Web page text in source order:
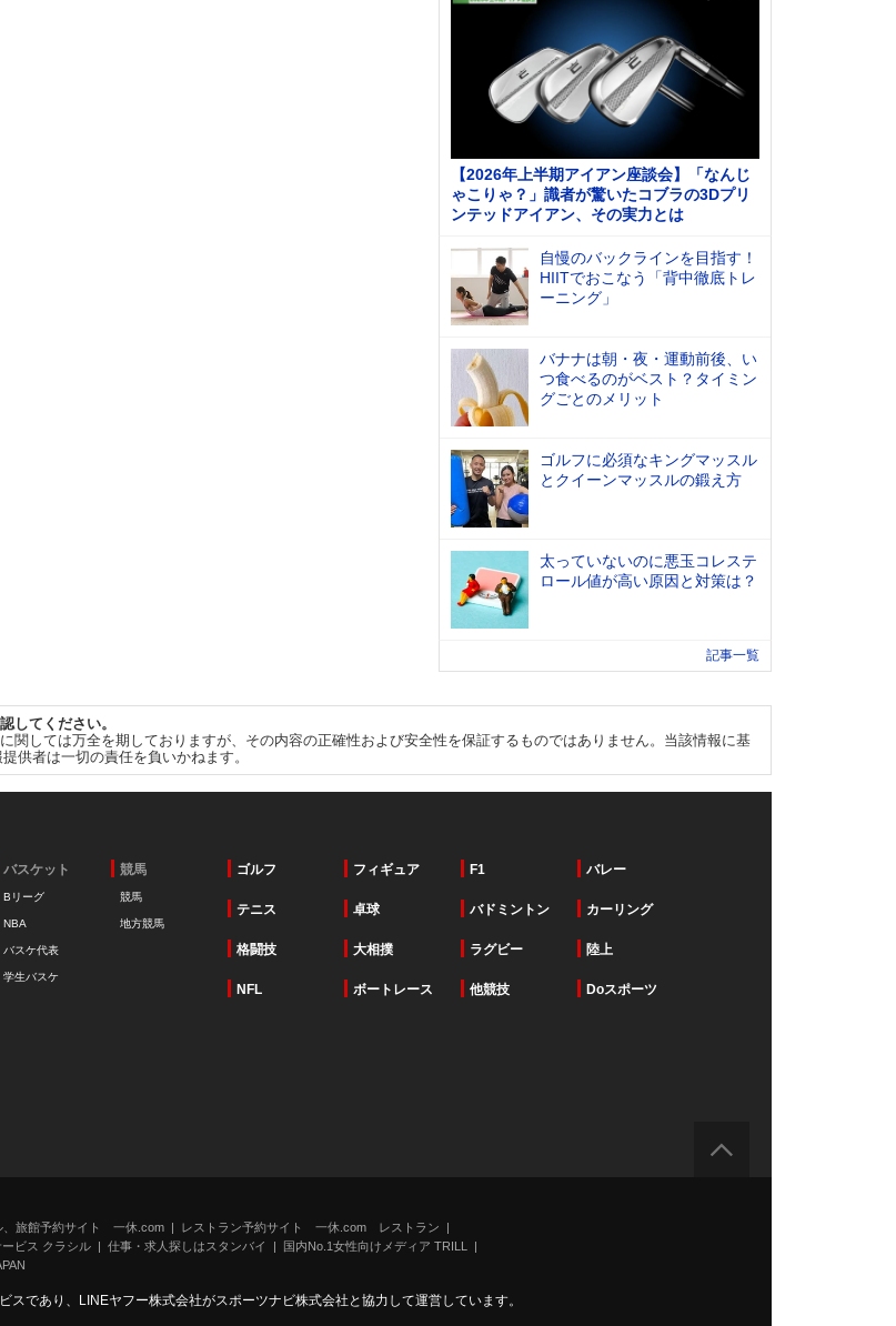
【2026年上半期アイアン座談会】「なんじ
ゃこりゃ？」識者が驚いたコブラの3Dプリ
ンテッドアイアン、その実力とは
自慢のバックラインを目指す！
HIITでおこなう「背中徹底トレ
ーニング」
バナナは朝・夜・運動前後、い
つ食べるのがベスト？タイミン
グごとのメリット
ゴルフに必須なキングマッスル
とクイーンマッスルの鍛え方
太っていないのに悪玉コレステ
ロール値が高い原因と対策は？
記事一覧
してください。
関しては万全を期しておりますが、その内容の正確性および安全性を保証するものではありません。当該情報に基
供者は一切の責任を負いかねます。
バスケット
Bリーグ
NBA
バスケ代表
学生バスケ
競馬
競馬
地方競馬
ゴルフ フィギュア F1 バレー
テニス 卓球 バドミントン カーリング
格闘技 大相撲 ラグビー 陸上
NFL ボートレース 他競技 Doスポーツ
、旅館予約サイト 一休.com
レストラン予約サイト 一休.com レストラン
ビス クラシル 仕事・求人探しはスタンバイ
国内No.1女性向けメディア TRILL
スであり、LINEヤフー株式会社がスポーツナビ株式会社と協力して運営しています。